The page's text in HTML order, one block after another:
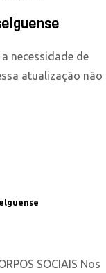
necessidade de
atualização não
SOCIAIS Nos